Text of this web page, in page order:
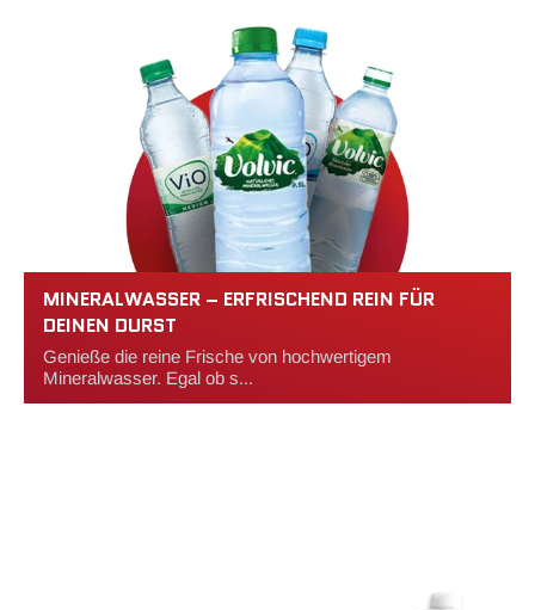
MINERALWASSER – ERFRISCHEND REIN FÜR
DEINEN DURST
Genieße die reine Frische von hochwertigem
Mineralwasser. Egal ob s...